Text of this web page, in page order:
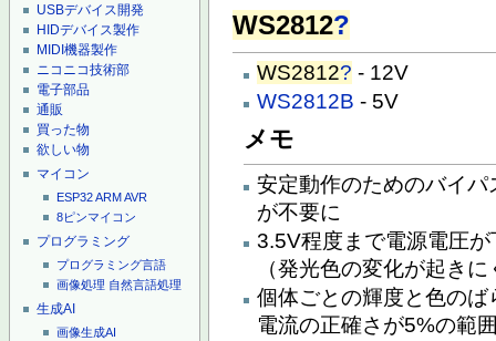
USBデバイス開発
HIDデバイス製作
MIDI機器製作
ニコニコ技術部
電子部品
通販
買った物
欲しい物
マイコン
ESP32ARMAVR
8ピンマイコン
プログラミング
プログラミング言語
画像処理 自然言語処理
生成AI
画像生成AI
WS2812?
WS2812? - 12V
WS2812B - 5V
メモ
安定動作のためのバイ
が不要に
3.5V程度まで電源電圧
（発光色の変化が起き
個体ごとの輝度と色の
電流の正確さが5%の範